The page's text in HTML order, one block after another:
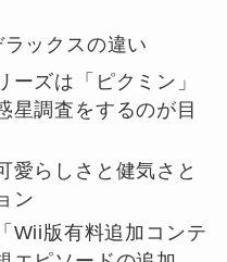
ックスの違い
ーズは「ピクミン」
星調査をするのが目
愛らしさと健気さと
ン
Wii版有料追加コンテ